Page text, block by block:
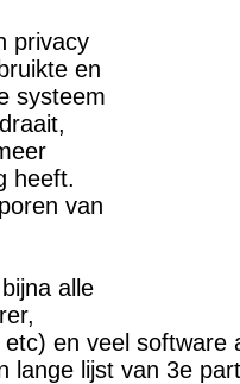
privacy
en
systeem
heeft.
van
alle
en veel software
lange lijst van 3e